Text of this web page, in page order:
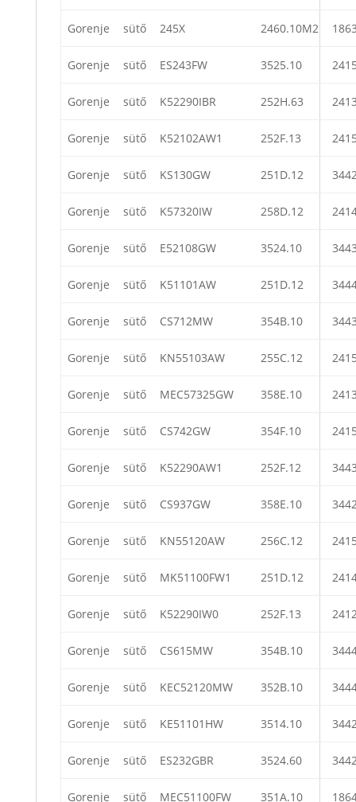
Gorenje sütő 245X 2460.10M2
Gorenje sütő ES243FW 3525.10
Gorenje sütő K52290IBR 252H.63
Gorenje sütő K52102AW1 252F.13
Gorenje sütő KS130GW 251D.12
Gorenje sütő K57320IW 258D.12
Gorenje sütő E52108GW 3524.10
Gorenje sütő K51101AW 251D.12
Gorenje sütő CS712MW 354B.10
Gorenje sütő KN55103AW 255C.12
Gorenje sütő MEC57325GW 358E.10
Gorenje sütő CS742GW 354F.10
Gorenje sütő K52290AW1 252F.12
Gorenje sütő CS937GW 358E.10
Gorenje sütő KN55120AW 256C.12
Gorenje sütő MK51100FW1 251D.12
Gorenje sütő K52290IW0 252F.13
Gorenje sütő CS615MW 354B.10
Gorenje sütő KEC52120MW 352B.10
Gorenje sütő KE51101HW 3514.10
Gorenje sütő ES232GBR 3524.60
Gorenje sütő MEC51100FW 351A.10